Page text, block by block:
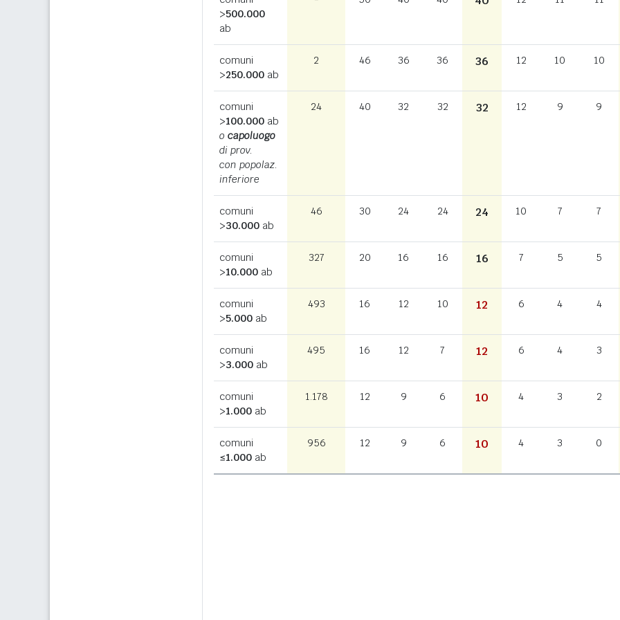
>500.000
ab
comuni
>250.000 ab
2 46 36 36 36 12 10 10
comuni
>100.000 ab
o capoluogo
di prov.
con popolaz.
inferiore
24 40 32 32 32 12 9 9
comuni
>30.000 ab
46 30 24 24 24 10 7 7
comuni
>10.000 ab
327 20 16 16 16 7 5 5
comuni
>5.000 ab
493 16 12 10 12 6 4 4
comuni
>3.000 ab
495 16 12 7 12 6 4 3
comuni
>1.000 ab
1.178 12 9 6 10 4 3 2
comuni
≤1.000 ab
956 12 9 6 10 4 3 0